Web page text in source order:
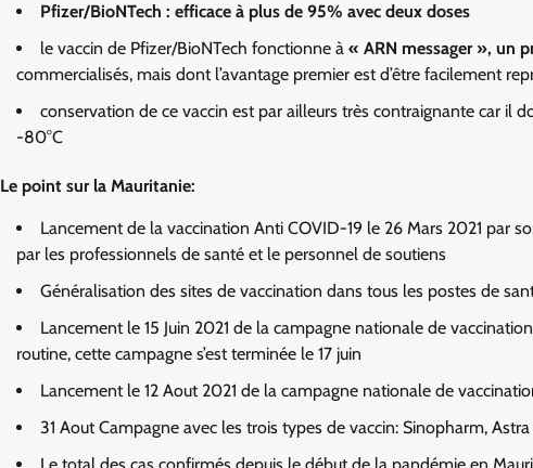
Pfizer/BioNTech : efficace à plus de 95% avec deux doses
le vaccin de Pfizer/BioNTech fonctionne à « ARN messager », un
commercialisés, mais dont l’avantage premier est d’être facilement
conservation de ce vaccin est par ailleurs très contraignante car il
-80°C
Le point sur la Mauritanie:
Lancement de la vaccination Anti COVID-19 le 26 Mars 2021 par
par les professionnels de santé et le personnel de soutiens
Généralisation des sites de vaccination dans tous les postes de
Lancement le 15 Juin 2021 de la campagne nationale de
routine, cette campagne s’est terminée le 17 juin
Lancement le 12 Aout 2021 de la campagne nationale de
31 Aout Campagne avec les trois types de vaccin: Sinopharm,